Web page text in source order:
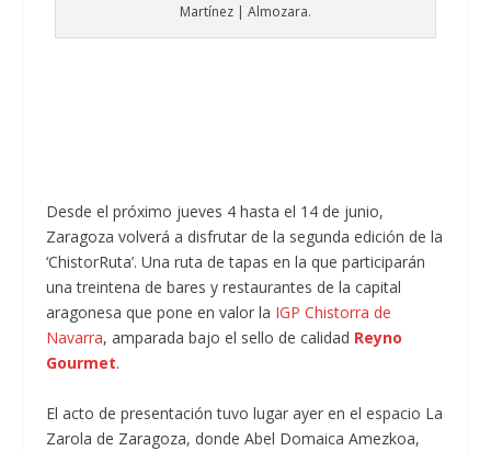
Martínez | Almozara.
Desde el próximo jueves 4 hasta el 14 de junio,
Zaragoza volverá a disfrutar de la segunda edición de la
‘ChistorRuta’. Una ruta de tapas en la que participarán
una treintena de bares y restaurantes de la capital
aragonesa que pone en valor la IGP Chistorra de
Navarra, amparada bajo el sello de calidad Reyno
Gourmet.
El acto de presentación tuvo lugar ayer en el espacio La
Zarola de Zaragoza, donde Abel Domaica Amezkoa,